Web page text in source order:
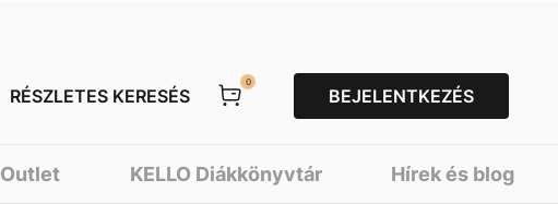
RÉSZLETES KERESÉS
0
BEJELENTKEZÉS
Outlet KELLO Diákkönyvtár Hírek és blog